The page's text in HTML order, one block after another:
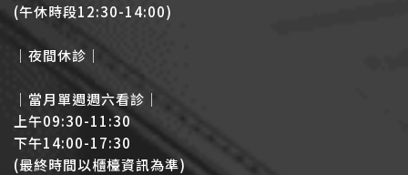
(午休時段12:30-14:00)
│夜間休診│
│當月單週週六看診│
上午09:30-11:30
下午14:00-17:30
(最終時間以櫃檯資訊為準)